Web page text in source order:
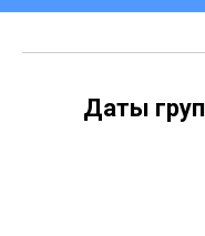
Даты